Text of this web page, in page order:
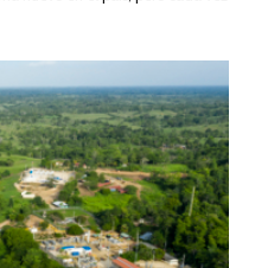
DE